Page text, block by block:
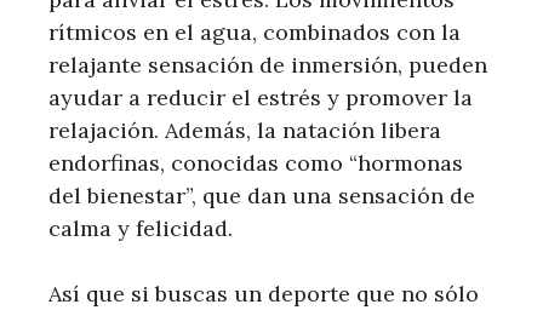
rítmicos en el agua, combinados con la
relajante sensación de inmersión, pueden
ayudar a reducir el estrés y promover la
relajación. Además, la natación libera
endorfinas, conocidas como “hormonas
del bienestar”, que dan una sensación de
calma y felicidad.
Así que si buscas un deporte que no sólo